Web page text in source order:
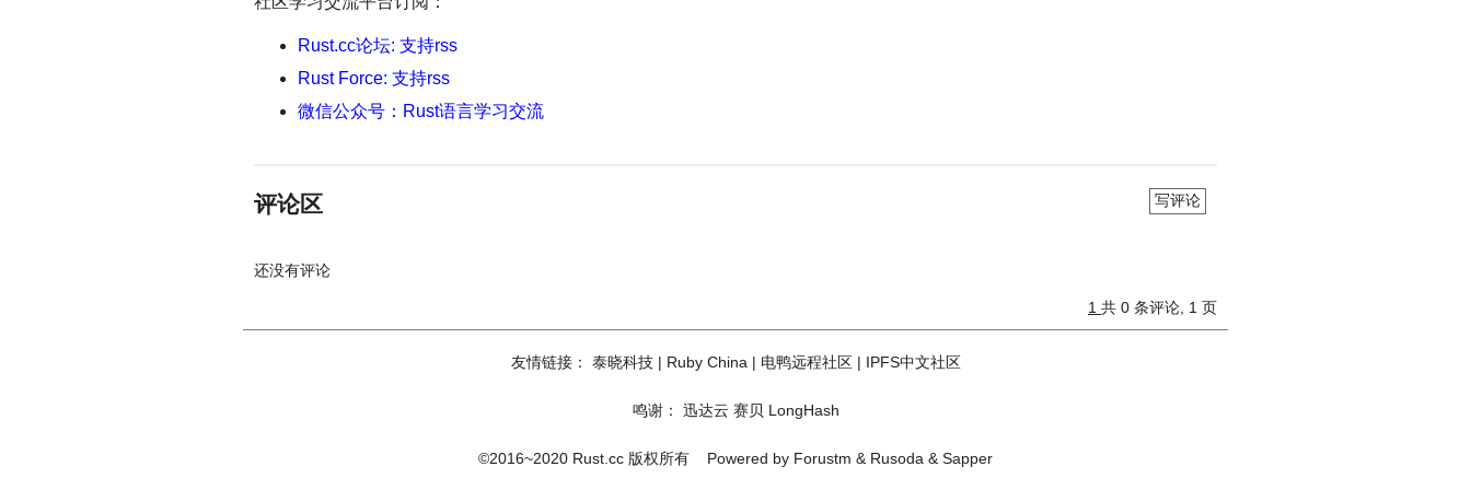
Rust.cc论坛: 支持rss
Rust Force: 支持rss
微信公众号：Rust语言学习交流
评论区 写评论
还没有评论
1 共 0 条评论, 1 页
友情链接： 泰晓科技| Ruby China | 电鸭远程社区| IPFS中文社区
鸣谢： 迅达云 赛贝 LongHash
©2016~2020 Rust.cc 版权所有 Powered by Forustm & Rusoda & Sapper